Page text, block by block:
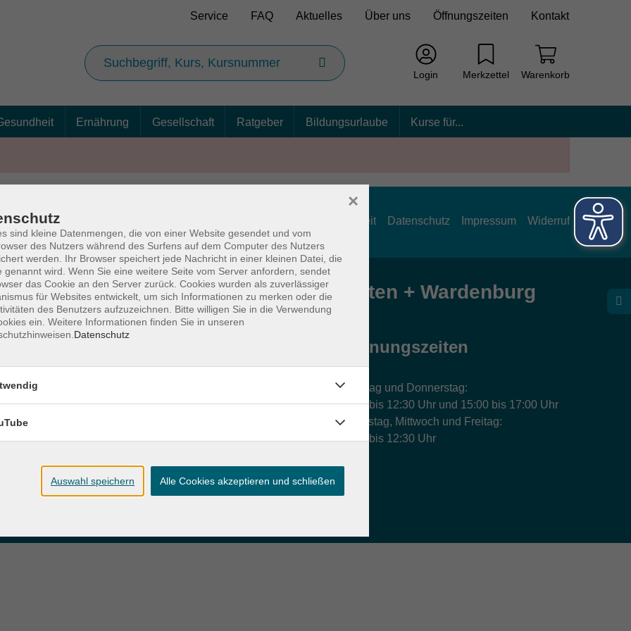
Service FAQ Aktuelles Über uns Öffnungszeiten Kontakt
Login Merkzettel Warenkorb
Ernährung Gesellschaft Ratgeber Bildungsurlaube Kurse für...
Barrierefreiheit Datenschutz Impressum Widerruf
und Donnerstag:
Volkshochschule Hatten + Wardenburg
26203 Wardenburg
Öffnungszeiten
Montag und Donnerstag:
9:00 bis 12:30 Uhr und 15:00 bis 17:00 Uhr
Dienstag, Mittwoch und Freitag:
9:00 bis 12:30 Uhr
sind kleine Datenmengen, die von einer Website gesendet und vom
des Nutzers während des Surfens auf dem Computer des Nutzers
werden. Ihr Browser speichert jede Nachricht in einer kleinen Datei, die
genannt wird. Wenn Sie eine weitere Seite vom Server anfordern, sendet
das Cookie an den Server zurück. Cookies wurden als zuverlässiger
für Websites entwickelt, um sich Informationen zu merken oder die
des Benutzers aufzuzeichnen. Bitte willigen Sie in die Verwendung
ein. Weitere Informationen finden Sie in unseren
Datenschutz
×
Auswahl speichern Alle Cookies akzeptieren und schließen